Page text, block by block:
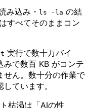
み込み・ ls -la の結
すべてそのままコン
実行で数十万バイ
みで数百 KB がコンテ
せん。数十分の作業で
ています。
枯渇は「AIの性